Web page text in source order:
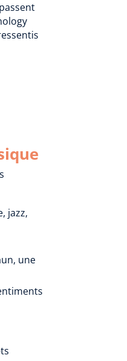
jazz,
une